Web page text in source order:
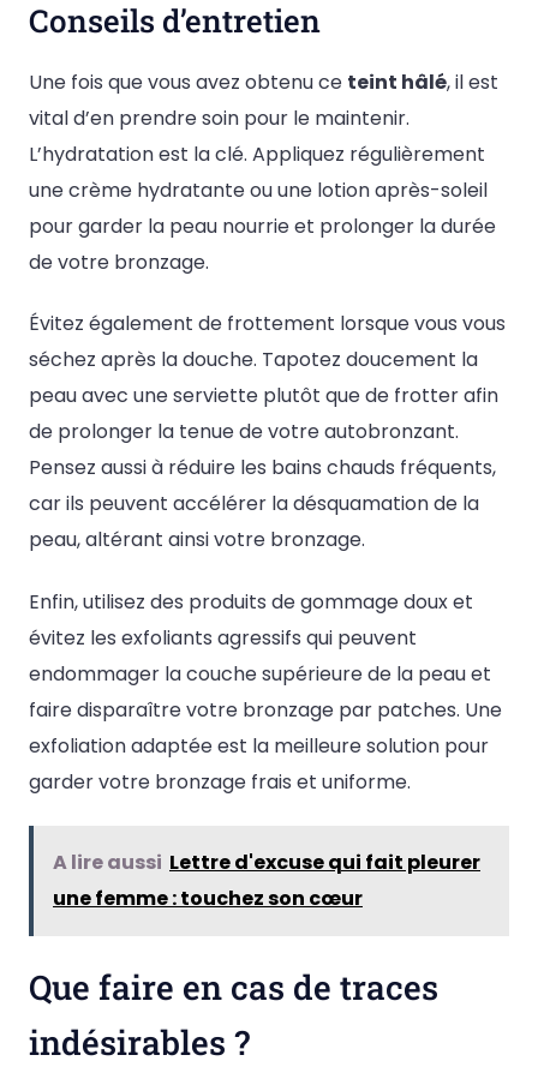
Conseils d’entretien
Une fois que vous avez obtenu ce teint hâlé, il est
vital d’en prendre soin pour le maintenir.
L’hydratation est la clé. Appliquez régulièrement
une crème hydratante ou une lotion après-soleil
pour garder la peau nourrie et prolonger la durée
de votre bronzage.
Évitez également de frottement lorsque vous vous
séchez après la douche. Tapotez doucement la
peau avec une serviette plutôt que de frotter afin
de prolonger la tenue de votre autobronzant.
Pensez aussi à réduire les bains chauds fréquents,
car ils peuvent accélérer la désquamation de la
peau, altérant ainsi votre bronzage.
Enfin, utilisez des produits de gommage doux et
évitez les exfoliants agressifs qui peuvent
endommager la couche supérieure de la peau et
faire disparaître votre bronzage par patches. Une
exfoliation adaptée est la meilleure solution pour
garder votre bronzage frais et uniforme.
A lire aussi Lettre d'excuse qui fait pleurer
une femme : touchez son cœur
Que faire en cas de traces
indésirables ?